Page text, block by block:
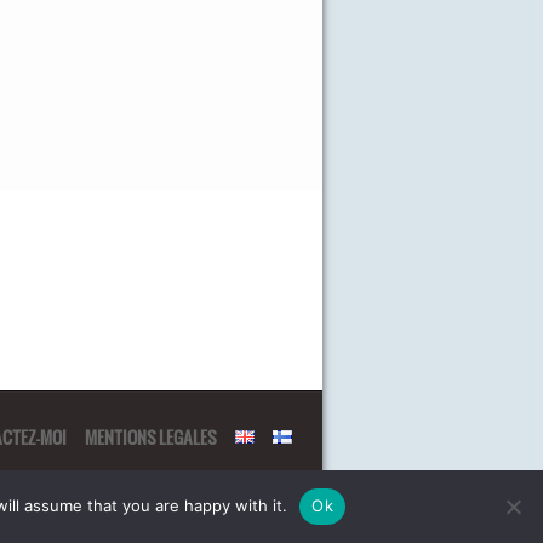
MOI MENTIONS LEGALES
Boncoeur, programmation :Damien Mesnager
assume that you are happy with it. Ok